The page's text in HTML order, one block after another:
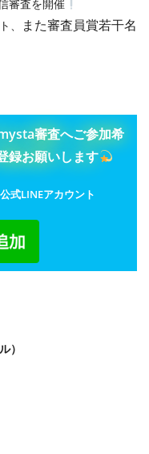
審査を開催
、
また審査員賞若干名
審査へご参加希
録お願いします
式LINEアカウント
）